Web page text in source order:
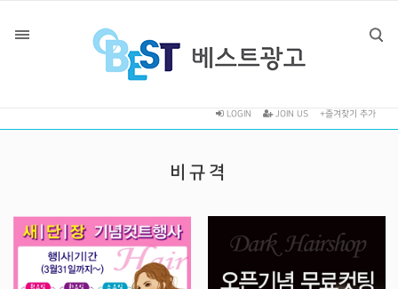
LOGIN JOIN US +즐겨찾기 추가
비규격